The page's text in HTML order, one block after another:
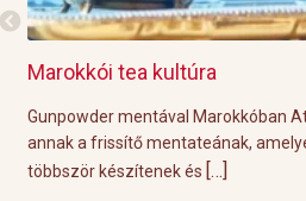
Marokkóban Atay b’nahna – ez a neve
amelyet Marokkóban naponta
és[…]